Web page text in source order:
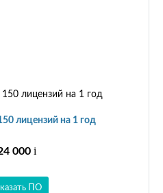
лицензий на 1 год
000 i
ПО